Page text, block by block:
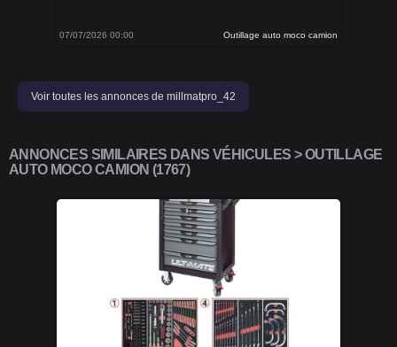
07/07/2026 00:00 Outillage auto moco camion
Voir toutes les annonces de millmatpro_42
ANNONCES SIMILAIRES DANS VÉHICULES > OUTILLAGE
AUTO MOCO CAMION (1767)